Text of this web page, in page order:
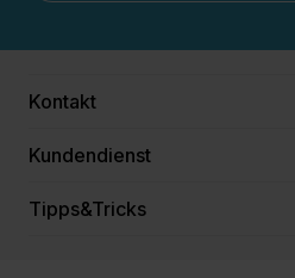
Kontakt
Kundendienst
Tipps&Tricks